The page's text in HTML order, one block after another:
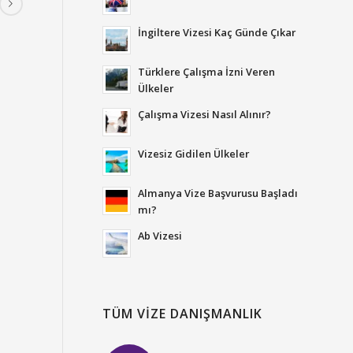
İngiltere Vizesi Kaç Günde Çıkar
Türklere Çalışma İzni Veren
Ülkeler
Çalışma Vizesi Nasıl Alınır?
Vizesiz Gidilen Ülkeler
Almanya Vize Başvurusu Başladı
mı?
Ab Vizesi
TÜM VIZE DANIŞMANLIK